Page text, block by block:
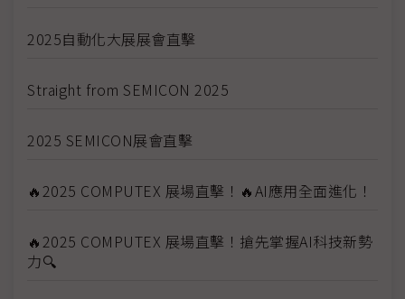
2025自動化大展展會直擊
Straight from SEMICON 2025
2025 SEMICON展會直擊
🔥2025 COMPUTEX 展場直擊！🔥AI應用全面進化！
🔥2025 COMPUTEX 展場直擊！搶先掌握AI科技新勢
力🔍